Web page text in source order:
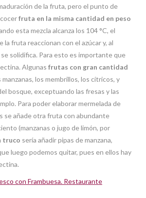
de la fruta, pero el punto de
fruta en la misma cantidad en peso
esta mezcla alcanza los 104 °C, el
la fruta reaccionan con el azúcar y, al
se solidifica. Para esto es importante que
Algunas frutas con gran cantidad
manzanas, los membrillos, los cítricos, y
bosque, exceptuando las fresas y las
Para poder elaborar mermelada de
se añade otra fruta con abundante
(manzanas o jugo de limón, por
truco sería añadir pipas de manzana,
luego podemos quitar, pues en ellos hay